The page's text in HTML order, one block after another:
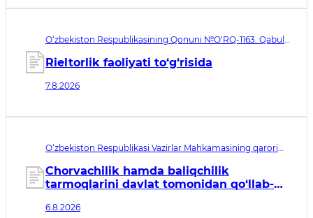
O‘zbekiston Respublikasining Qonuni №O‘RQ-1163. Qabul
Rieltorlik faoliyati to‘g‘risida
7.8.2026
O‘zbekiston Respublikasi Vazirlar Mahkamasining qarori
sanasi 07.08.2026
Chorvachilik hamda baliqchilik
tarmoqlarini davlat tomonidan qo‘llab-
tadbirlari to‘g‘risida
6.8.2026